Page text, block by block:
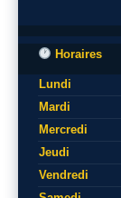
Horaires
Lundi
Mardi
Mercredi
Jeudi
Vendredi